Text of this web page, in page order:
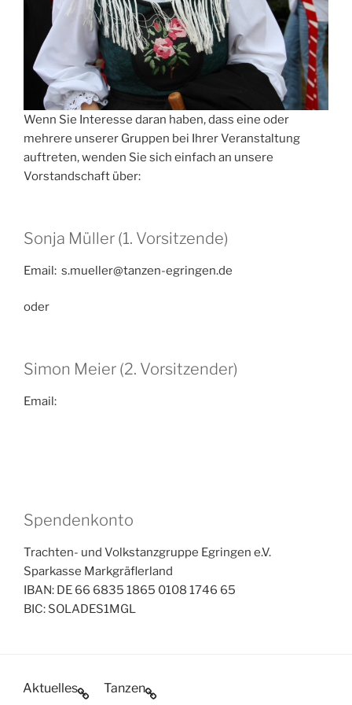
Wenn Sie Interesse daran haben, dass eine oder
mehrere unserer Gruppen bei Ihrer Veranstaltung
auftreten, wenden Sie sich einfach an unsere
Vorstandschaft über:
Sonja Müller (1. Vorsitzende)
Email: s.mueller@tanzen-egringen.de
oder
Simon Meier (2. Vorsitzender)
Email:
Spendenkonto
Trachten- und Volkstanzgruppe Egringen e.V.
Sparkasse Markgräflerland
IBAN: DE 66 6835 1865 0108 1746 65
BIC: SOLADES1MGL
Aktuelles Tanzen